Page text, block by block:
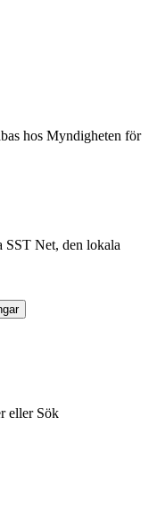
hos Myndigheten för
Net, den lokala
eller Sök